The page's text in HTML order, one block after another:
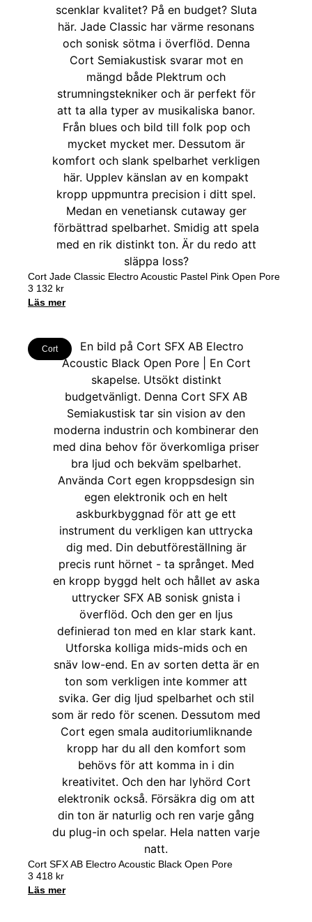
Cort Jade Classic Electro Acoustic Pastel Pink Open Pore
3 132 kr
Läs mer
Cort
Cort SFX AB Electro Acoustic Black Open Pore
3 418 kr
Läs mer